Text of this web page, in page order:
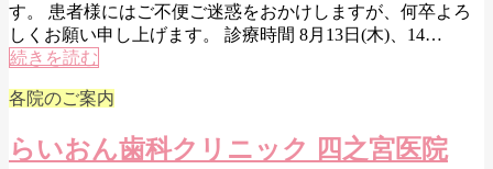
す。 患者様にはご不便ご迷惑をおかけしますが、何卒よろ
しくお願い申し上げます。 診療時間 8月13日(木)、14…
続きを読む
各院のご案内
らいおん歯科クリニック 四之宮医院